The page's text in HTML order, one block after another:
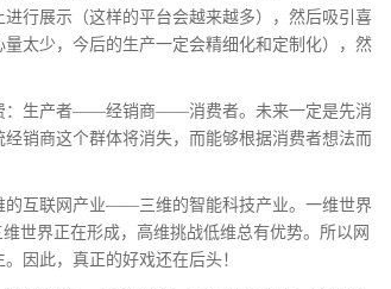
行展示（这样的平台会越来越多），然后吸引喜
太少，今后的生产一定会精细化和定制化），然
：生产者——经销商——消费者。未来一定是先消
商这个群体将消失，而能够根据消费者想法而
互联网产业——三维的智能科技产业。一维世界
世界正在形成，高维挑战低维总有优势。所以网
因此，真正的好戏还在后头！